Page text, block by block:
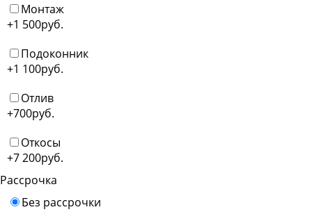
Монтаж
+1 500руб.
Подоконник
+1 100руб.
Отлив
+700руб.
Откосы
+7 200руб.
Рассрочка
Без рассрочки